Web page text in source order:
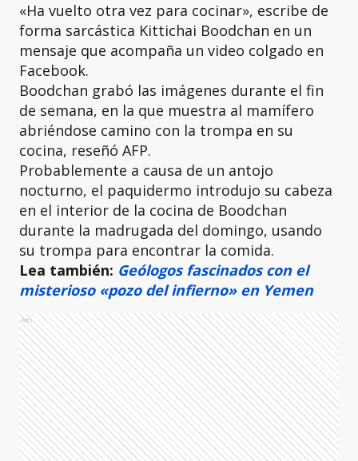
«Ha vuelto otra vez para cocinar», escribe de
forma sarcástica Kittichai Boodchan en un
mensaje que acompaña un video colgado en
Facebook.
Boodchan grabó las imágenes durante el fin
de semana, en la que muestra al mamífero
abriéndose camino con la trompa en su
cocina, reseñó AFP.
Probablemente a causa de un antojo
nocturno, el paquidermo introdujo su cabeza
en el interior de la cocina de Boodchan
durante la madrugada del domingo, usando
su trompa para encontrar la comida.
Lea también: Geólogos fascinados con el
misterioso «pozo del infierno» en Yemen
Ads